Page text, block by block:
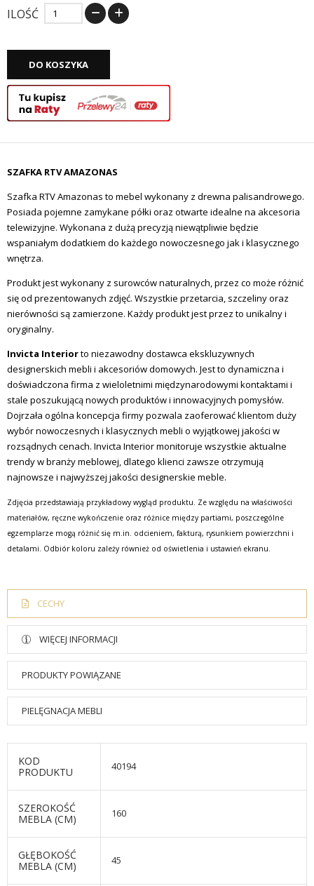
ILOŚĆ
DO KOSZYKA
SZAFKA RTV AMAZONAS
Szafka RTV Amazonas to mebel wykonany z drewna palisandrowego.
Posiada pojemne zamykane półki oraz otwarte idealne na akcesoria
telewizyjne. Wykonana z dużą precyzją niewątpliwie będzie
wspaniałym dodatkiem do każdego nowoczesnego jak i klasycznego
wnętrza.
Produkt jest wykonany z surowców naturalnych, przez co może różnić
się od prezentowanych zdjęć. Wszystkie przetarcia, szczeliny oraz
nierówności są zamierzone. Każdy produkt jest przez to unikalny i
oryginalny.
Invicta Interiorto niezawodny dostawca ekskluzywnych
designerskich mebli i akcesoriów domowych. Jest to dynamiczna i
doświadczona firma z wieloletnimi międzynarodowymi kontaktami i
stale poszukującą nowych produktów i innowacyjnych pomysłów.
Dojrzała ogólna koncepcja firmy pozwala zaoferować klientom duży
wybór nowoczesnych i klasycznych mebli o wyjątkowej jakości w
rozsądnych cenach. Invicta Interior monitoruje wszystkie aktualne
trendy w branży meblowej, dlatego klienci zawsze otrzymują
najnowsze i najwyższej jakości designerskie meble.
Zdjęcia przedstawiają przykładowy wygląd produktu. Ze względu na właściwości
materiałów, ręczne wykończenie oraz różnice między partiami, poszczególne
egzemplarze mogą różnić się m.in. odcieniem, fakturą, rysunkiem powierzchni i
detalami. Odbiór koloru zależy również od oświetlenia i ustawień ekranu.
CECHY
WIĘCEJ INFORMACJI
PRODUKTY POWIĄZANE
PIELĘGNACJA MEBLI
KOD
PRODUKTU
40194
SZEROKOŚĆ
MEBLA (CM)
160
GŁĘBOKOŚĆ
MEBLA (CM)
45